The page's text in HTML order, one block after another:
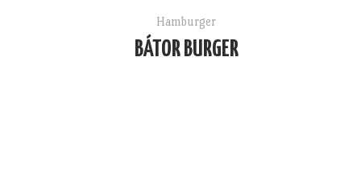
Hamburger
BÁTOR BURGER